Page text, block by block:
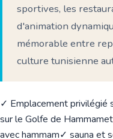
sportives, les
d'animation
mémorable entre
culture tunisienne
✓ Emplacement privilégié
sur le Golfe de Hammamet
avec hammam✓ sauna et